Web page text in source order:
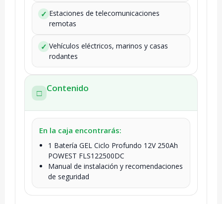
✓ Estaciones de telecomunicaciones
remotas
✓ Vehículos eléctricos, marinos y casas
rodantes
□ Contenido
En la caja encontrarás:
1 Batería GEL Ciclo Profundo 12V 250Ah
POWEST FLS122500DC
Manual de instalación y recomendaciones
de seguridad